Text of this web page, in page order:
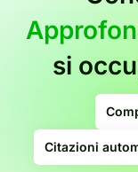
si
Citazioni